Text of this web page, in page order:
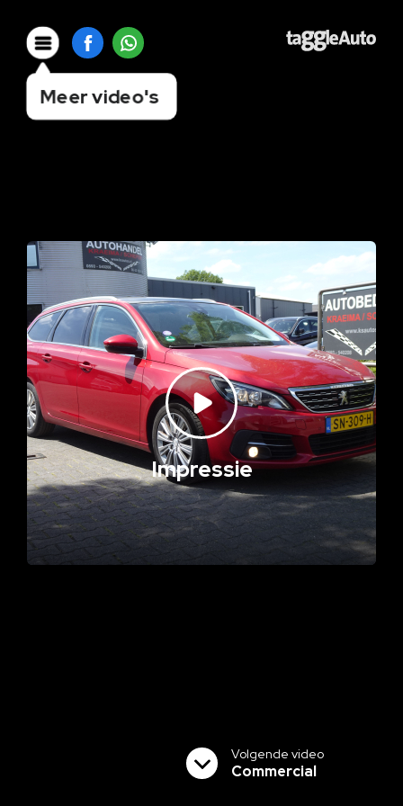
Impressie
Volgende video
Commercial
Meer video's